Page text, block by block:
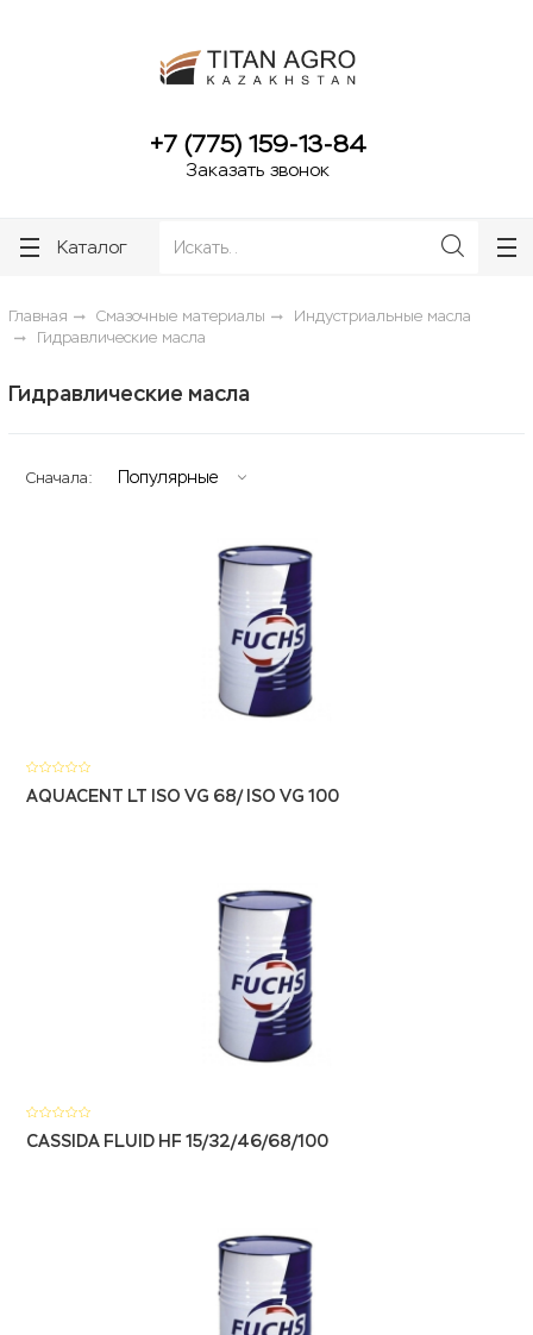
+7 (775) 159-13-84
Заказать звонок
Каталог
Главная Смазочные материалы
Индустриальные масла
Гидравлические масла
Гидравлические масла
Сначала: Популярные
AQUACENT LT ISO VG 68/ ISO VG 100
CASSIDA FLUID HF 15/32/46/68/100